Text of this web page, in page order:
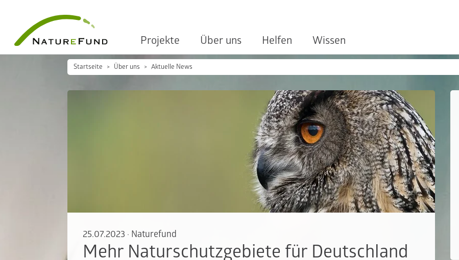
Projekte Über uns Helfen Wissen
Startseite Über uns Aktuelle News
25.07.2023 · Naturefund
Mehr Naturschutzgebiete für Deutschland